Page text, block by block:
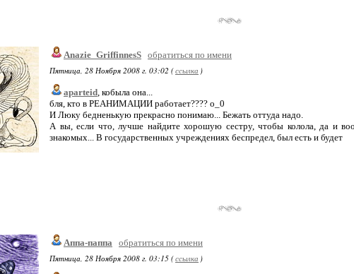
Anazie_GriffinnesS обратиться по имени
Пятница, 28 Ноября 2008 г. 03:02 (ссылка )
aparteid, кобыла она...
бля, кто в РЕАНИМАЦИИ работает???? о_0
И Люку бедненькую прекрасно понимаю... Бежать оттуда надо.
А вы, если что, лучше найдите хорошую сестру, чтобы колола, да и
знакомых... В государственных учреждениях беспредел, был есть и будет
Аппа-паппа
обратиться по имени
Пятница, 28 Ноября 2008 г. 03:15 (ссылка )